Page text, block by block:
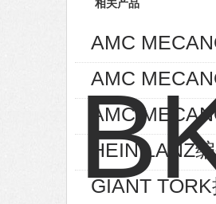
相关产品
AMC
AMC
AMC
HEIN LANZ
GIANT